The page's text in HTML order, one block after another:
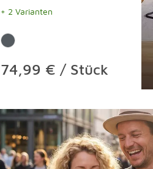
+ 2 Varianten
74,99 € / Stück